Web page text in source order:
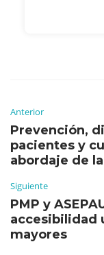
Anterior
Prevención,
pacientes y
abordaje de
Siguiente
PMP y
accesibilidad
mayores